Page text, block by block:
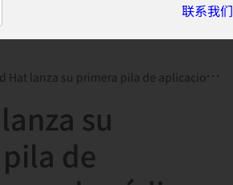
联系我们
Hat lanza su primera pila de aplicaciones de código abierto...
su
de